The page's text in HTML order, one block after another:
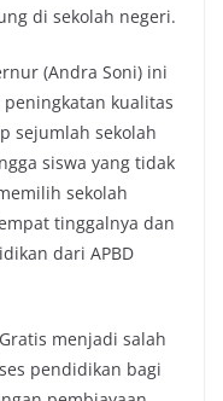
di sekolah negeri.
(Andra Soni) ini
kualitas
sejumlah sekolah
siswa yang tidak
sekolah
tinggalnya dan
dari APBD
menjadi salah
pendidikan bagi